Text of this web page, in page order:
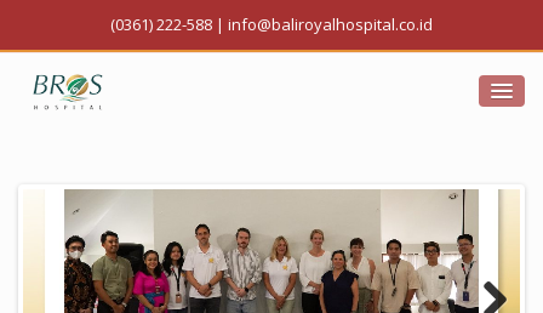
(0361) 222-588 | info@baliroyalhospital.co.id